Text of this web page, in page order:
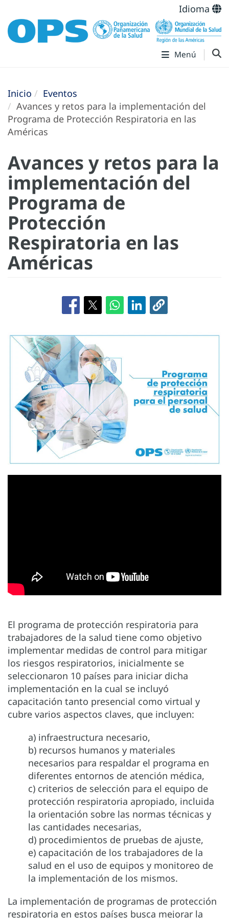
Idioma
Menú
Inicio
Eventos
Avances y retos para la implementación del
Programa de Protección Respiratoria en las
Américas
Avances y retos para la
implementación del
Programa de
Protección
Respiratoria en las
Américas
El programa de protección respiratoria para
trabajadores de la salud tiene como objetivo
implementar medidas de control para mitigar
los riesgos respiratorios, inicialmente se
seleccionaron 10 países para iniciar dicha
implementación en la cual se incluyó
capacitación tanto presencial como virtual y
cubre varios aspectos claves, que incluyen:
a) infraestructura necesario,
b) recursos humanos y materiales
necesarios para respaldar el programa en
diferentes entornos de atención médica,
c) criterios de selección para el equipo de
protección respiratoria apropiado, incluida
la orientación sobre las normas técnicas y
las cantidades necesarias,
d) procedimientos de pruebas de ajuste,
e) capacitación de los trabajadores de la
salud en el uso de equipos y monitoreo de
la implementación de los mismos.
La implementación de programas de protección
respiratoria en estos países busca mejorar la